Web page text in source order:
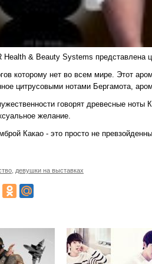
Health & Beauty Systems представлена
которому нет во всем мире. Этот
цитрусовыми нотами Бергамота,
говорят древесные
желание.
Какао - это просто не
девушки на выставках